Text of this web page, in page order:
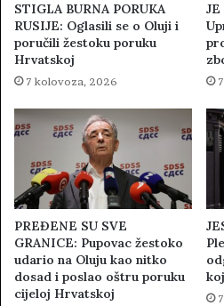
STIGLA BURNA PORUKA
RUSIJE: Oglasili se o Oluji i
poručili žestoku poruku
Hrvatskoj
7 kolovoza, 2026
JE
PREĐENE SU SVE
GRANICE: Pupovac žestoko
udario na Oluju kao nitko
dosad i poslao oštru poruku
cijeloj Hrvatskoj